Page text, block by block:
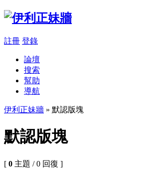
註冊 登錄
論壇
搜索
幫助
導航
伊利正妹牆 » 默認版塊
默認版塊
[ 0 主題 / 0 回復 ]